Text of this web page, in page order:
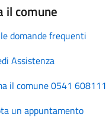
il comune
domande frequenti
Assistenza
il comune 0541 608111
un appuntamento